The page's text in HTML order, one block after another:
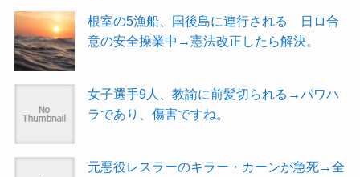
根室の5漁船、国後島に連行される 日ロ合
意の安全操業中→憲法改正したら解決。
女子選手9人、教諭に前髪切られる→パワハ
ラであり、傷害ですね。
元悪役レスラーのキラー・カーンが急死→全